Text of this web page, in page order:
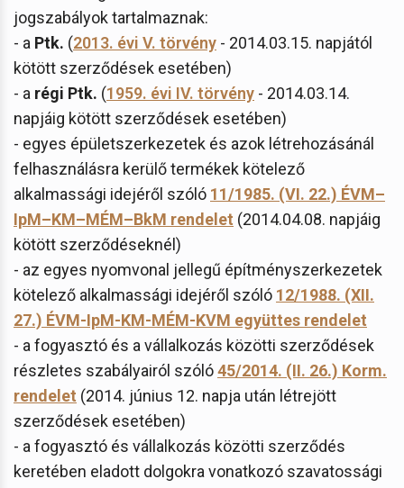
jogszabályok tartalmaznak:
- a Ptk. (2013. évi V. törvény - 2014.03.15. napjától
kötött szerződések esetében)
- a régi Ptk. (1959. évi IV. törvény - 2014.03.14.
napjáig kötött szerződések esetében)
- egyes épületszerkezetek és azok létrehozásánál
felhasználásra kerülő termékek kötelező
alkalmassági idejéről szóló 11/1985. (VI. 22.) ÉVM–
IpM–KM–MÉM–BkM rendelet (2014.04.08. napjáig
kötött szerződéseknél)
- az egyes nyomvonal jellegű építményszerkezetek
kötelező alkalmassági idejéről szóló 12/1988. (XII.
27.) ÉVM-IpM-KM-MÉM-KVM együttes rendelet
- a fogyasztó és a vállalkozás közötti szerződések
részletes szabályairól szóló45/2014. (II. 26.) Korm.
rendelet (2014. június 12. napja után létrejött
szerződések esetében)
- a fogyasztó és vállalkozás közötti szerződés
keretében eladott dolgokra vonatkozó szavatossági